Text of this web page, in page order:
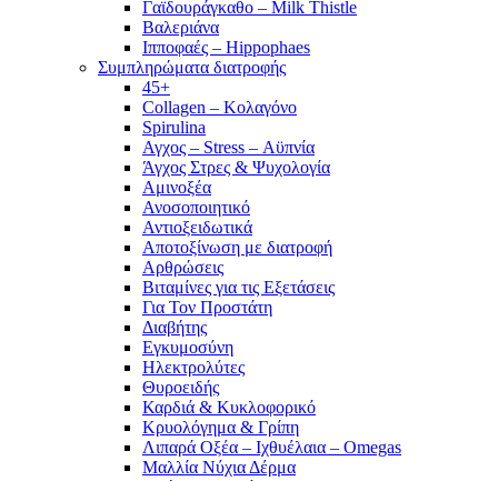
Γαϊδουράγκαθο – Milk Thistle
Βαλεριάνα
Ιπποφαές – Hippophaes
Συμπληρώματα διατροφής
45+
Collagen – Κολαγόνο
Spirulina
Αγχος – Stress – Αϋπνία
Άγχος Στρες & Ψυχολογία
Αμινοξέα
Ανοσοποιητικό
Αντιοξειδωτικά
Αποτοξίνωση με διατροφή
Αρθρώσεις
Βιταμίνες για τις Εξετάσεις
Για Τον Προστάτη
Διαβήτης
Εγκυμοσύνη
Ηλεκτρολύτες
Θυροειδής
Καρδιά & Κυκλοφορικό
Κρυολόγημα & Γρίπη
Λιπαρά Οξέα – Ιχθυέλαια – Omegas
Μαλλία Νύχια Δέρμα